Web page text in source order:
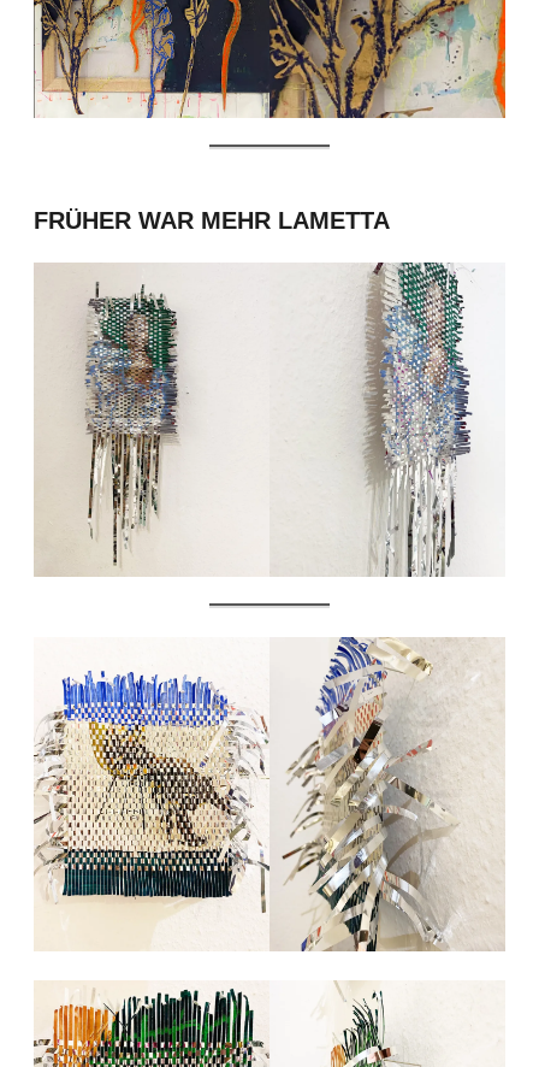
FRÜHER WAR MEHR LAMETTA